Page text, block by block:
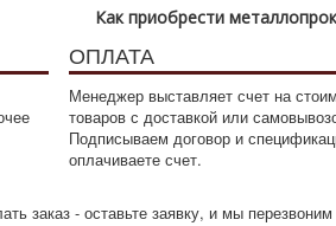
Как приобрести
ОПЛАТА
Менеджер выставляет счет на
товаров с доставкой или
Подписываем договор и
оплачиваете счет.
заказ - оставьте заявку, и мы